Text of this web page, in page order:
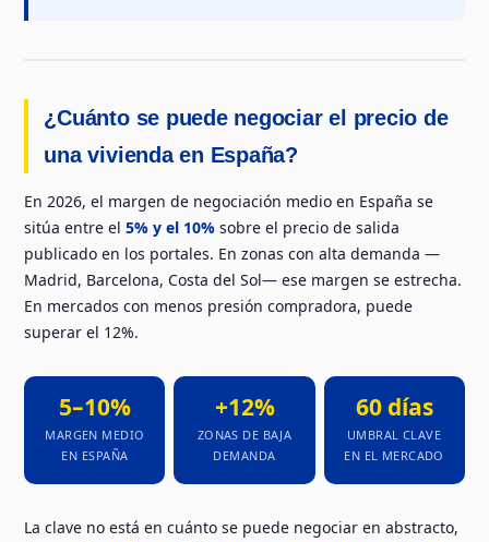
¿Cuánto se puede negociar el precio de
una vivienda en España?
En 2026, el margen de negociación medio en España se
sitúa entre el5% y el 10% sobre el precio de salida
publicado en los portales. En zonas con alta demanda —
Madrid, Barcelona, Costa del Sol— ese margen se estrecha.
En mercados con menos presión compradora, puede
superar el 12%.
5–10%
MARGEN MEDIO
EN ESPAÑA
+12%
ZONAS DE BAJA
DEMANDA
60 días
UMBRAL CLAVE
EN EL MERCADO
La clave no está en cuánto se puede negociar en abstracto,